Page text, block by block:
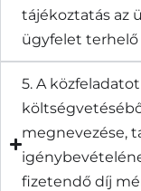
tájékoztatás az
ügyfelet
5. A
megnevezése,
fizetendő díj